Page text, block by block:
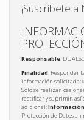
¡Suscríbete
Responsable:
Finalidad: Responder
información solicitada;
Solo se realizan
rectificar y suprimir, así
adicional;
Protección de Datos en